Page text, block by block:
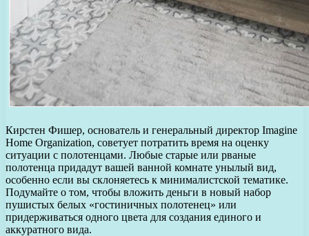
Кирстен Фишер, основатель и генеральный директор Imagine
Home Organization, советует потратить время на оценку
ситуации с полотенцами. Любые старые или рваные
полотенца придадут вашей ванной комнате унылый вид,
особенно если вы склоняетесь к минималистской тематике.
Подумайте о том, чтобы вложить деньги в новый набор
пушистых белых «гостиничных полотенец» или
придерживаться одного цвета для создания единого и
аккуратного вида.